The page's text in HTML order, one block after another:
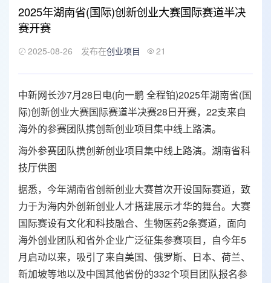
2025年湖南省(国际)创新创业大赛国际赛道半决
赛开赛
2025-08-26 发布在创业项目 21
中新网长沙7月28日电(向一鹏 全程铂)2025年湖南省(国
际)创新创业大赛国际赛道半决赛28日开赛，22支来自
海外的参赛团队携创新创业项目集中线上路演。
海外参赛团队携创新创业项目集中线上路演。湖南省科
技厅供图
据悉，今年湖南省创新创业大赛首次开设国际赛道，致
力于为海内外创新创业人才搭建展示才华的舞台。大赛
国际赛设有文化和科技融合、生物医药2条赛道，面向
海外创业团队和省外企业广泛征集参赛项目，自今年5
月启动以来，吸引了来自美国、俄罗斯、日本、荷兰、
新加坡等地以及中国其他省份的332个项目团队报名参